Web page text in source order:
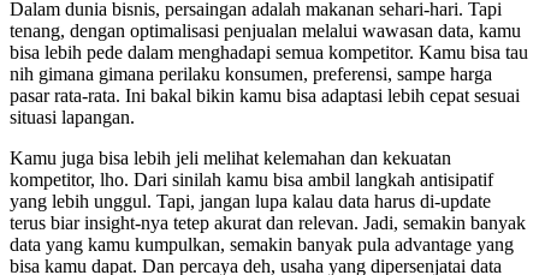
Dalam dunia bisnis, persaingan adalah makanan sehari-hari. Tapi
tenang, dengan optimalisasi penjualan melalui wawasan data, kamu
bisa lebih pede dalam menghadapi semua kompetitor. Kamu bisa tau
nih gimana gimana perilaku konsumen, preferensi, sampe harga
pasar rata-rata. Ini bakal bikin kamu bisa adaptasi lebih cepat sesuai
situasi lapangan.
Kamu juga bisa lebih jeli melihat kelemahan dan kekuatan
kompetitor, lho. Dari sinilah kamu bisa ambil langkah antisipatif
yang lebih unggul. Tapi, jangan lupa kalau data harus di-update
terus biar insight-nya tetep akurat dan relevan. Jadi, semakin banyak
data yang kamu kumpulkan, semakin banyak pula advantage yang
bisa kamu dapat. Dan percaya deh, usaha yang dipersenjatai data